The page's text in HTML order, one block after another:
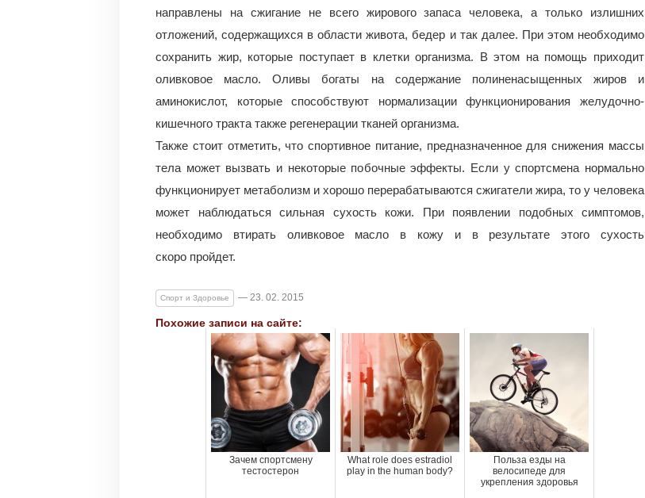
направлены на сжигание не всего жирового запаса человека, а только излишних
отложений, содержащихся в области живота, бедер и так далее. При этом необходимо
сохранить жир, которые поступает в клетки организма. В этом на помощь приходит
оливковое масло. Оливы богаты на содержание полиненасыщенных жиров и
аминокислот, которые способствуют нормализации функционирования желудочно-
кишечного тракта также регенерации тканей организма.
Также стоит отметить, что спортивное питание, предназначенное для снижения массы
тела может вызвать и некоторые побочные эффекты. Если у спортсмена нормально
функционирует метаболизм и хорошо перерабатываются сжигатели жира, то у человека
может наблюдаться сильная сухость кожи. При появлении подобных симптомов,
необходимо втирать оливковое масло в кожу и в результате этого сухость
скоро пройдет.
Спорт и Здоровье — 23. 02. 2015
Похожие записи на сайте:
Зачем спортсмену
тестостерон
What role does estradiol
play in the human body?
Польза езды на
велосипеде для
укрепления здоровья